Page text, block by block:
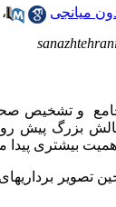
میانجی ،
و تشخیص
بزرگ پیش
بیشتری پیدا
تصویر